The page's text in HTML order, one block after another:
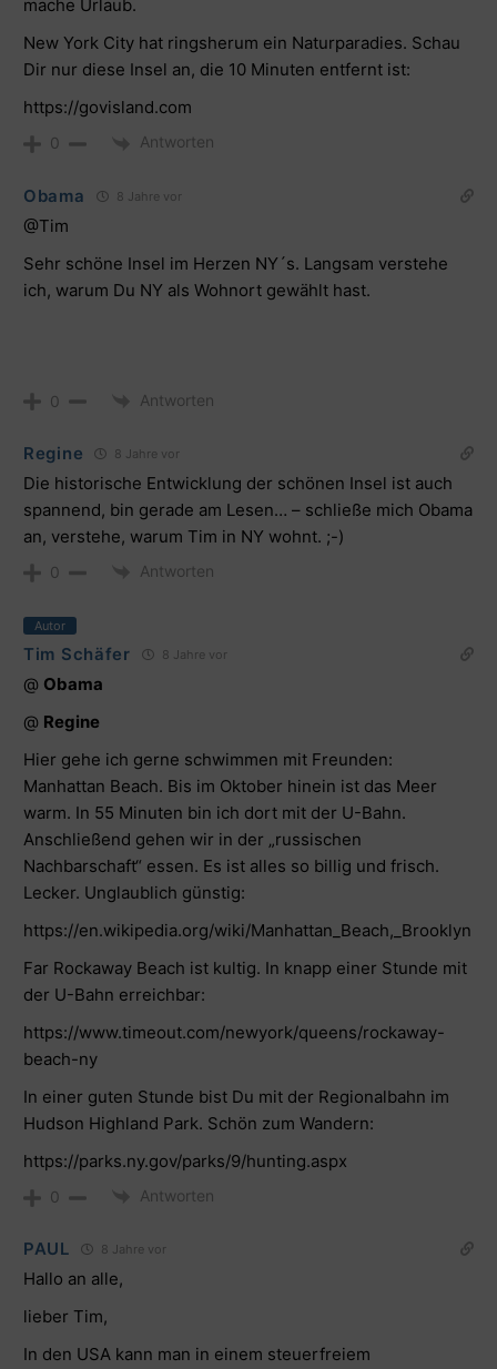
mache Urlaub.
New York City hat ringsherum ein Naturparadies. Schau
Dir nur diese Insel an, die 10 Minuten entfernt ist:
https://govisland.com
0 Antworten
Obama 8 Jahre vor
@Tim
Sehr schöne Insel im Herzen NY´s. Langsam verstehe
ich, warum Du NY als Wohnort gewählt hast.
0 Antworten
Regine 8 Jahre vor
Die historische Entwicklung der schönen Insel ist auch
spannend, bin gerade am Lesen… – schließe mich Obama
an, verstehe, warum Tim in NY wohnt. ;-)
0 Antworten
Autor
Tim Schäfer 8 Jahre vor
@ Obama
@ Regine
Hier gehe ich gerne schwimmen mit Freunden:
Manhattan Beach. Bis im Oktober hinein ist das Meer
warm. In 55 Minuten bin ich dort mit der U-Bahn.
Anschließend gehen wir in der „russischen
Nachbarschaft“ essen. Es ist alles so billig und frisch.
Lecker. Unglaublich günstig:
https://en.wikipedia.org/wiki/Manhattan_Beach,_Brooklyn
Far Rockaway Beach ist kultig. In knapp einer Stunde mit
der U-Bahn erreichbar:
https://www.timeout.com/newyork/queens/rockaway-
beach-ny
In einer guten Stunde bist Du mit der Regionalbahn im
Hudson Highland Park. Schön zum Wandern:
https://parks.ny.gov/parks/9/hunting.aspx
0 Antworten
PAUL 8 Jahre vor
Hallo an alle,
lieber Tim,
In den USA kann man in einem steuerfreiem